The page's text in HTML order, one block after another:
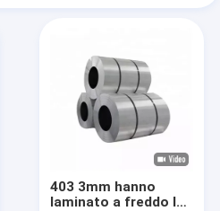
403 3mm hanno
laminato a freddo la